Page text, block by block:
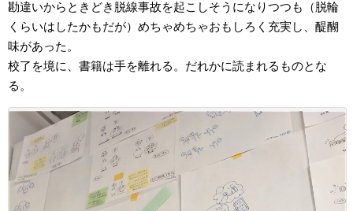
勘違いからときどき脱線事故を起こしそうになりつつも（脱輪
くらいはしたかもだが）めちゃめちゃおもしろく充実し、醍醐
味があった。
校了を境に、書籍は手を離れる。だれかに読まれるものとな
る。